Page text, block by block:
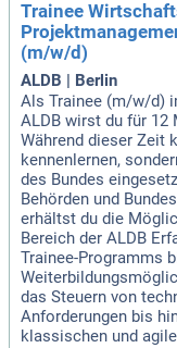
Trainee
(m/w/d)
ALDB | Berlin
Als Trainee (m/w/d)
ALDB wirst du für 12
Während dieser Zeit
kennenlernen,
des Bundes
Behörden und
erhältst du die
Bereich der ALDB
Trainee-Programms
das Steuern von
Anforderungen bis
klassischen und